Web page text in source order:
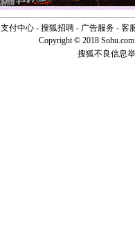
你是我专
[元旦]如
起；二是
离。水晶
[元旦]当
支付中心- 搜狐招聘- 广告服务- 客
Copyright © 2018
搜狐不良信息